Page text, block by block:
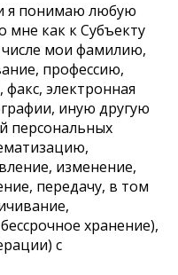
я понимаю любую
как к Субъекту
мои фамилию,
профессию,
электронная
иную другую
персональных
изменение,
передачу, в том
хранение),
с